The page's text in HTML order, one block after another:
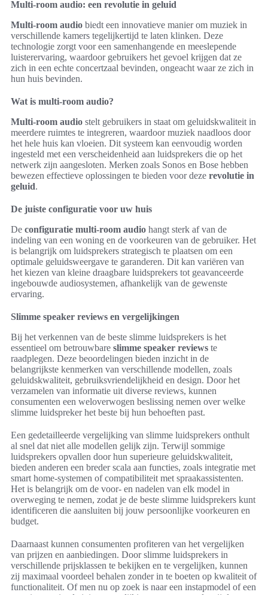
Multi-room audio: een revolutie in geluid
Multi-room audio biedt een innovatieve manier om muziek in
verschillende kamers tegelijkertijd te laten klinken. Deze
technologie zorgt voor een samenhangende en meeslepende
luisterervaring, waardoor gebruikers het gevoel krijgen dat ze
zich in een echte concertzaal bevinden, ongeacht waar ze zich in
hun huis bevinden.
Wat is multi-room audio?
Multi-room audio stelt gebruikers in staat om geluidskwaliteit in
meerdere ruimtes te integreren, waardoor muziek naadloos door
het hele huis kan vloeien. Dit systeem kan eenvoudig worden
ingesteld met een verscheidenheid aan luidsprekers die op het
netwerk zijn aangesloten. Merken zoals Sonos en Bose hebben
bewezen effectieve oplossingen te bieden voor deze revolutie in
geluid.
De juiste configuratie voor uw huis
De configuratie multi-room audio hangt sterk af van de
indeling van een woning en de voorkeuren van de gebruiker. Het
is belangrijk om luidsprekers strategisch te plaatsen om een
optimale geluidsweergave te garanderen. Dit kan variëren van
het kiezen van kleine draagbare luidsprekers tot geavanceerde
ingebouwde audiosystemen, afhankelijk van de gewenste
ervaring.
Slimme speaker reviews en vergelijkingen
Bij het verkennen van de beste slimme luidsprekers is het
essentieel om betrouwbare slimme speaker reviews te
raadplegen. Deze beoordelingen bieden inzicht in de
belangrijkste kenmerken van verschillende modellen, zoals
geluidskwaliteit, gebruiksvriendelijkheid en design. Door het
verzamelen van informatie uit diverse reviews, kunnen
consumenten een weloverwogen beslissing nemen over welke
slimme luidspreker het beste bij hun behoeften past.
Een gedetailleerde vergelijking van slimme luidsprekers onthult
al snel dat niet alle modellen gelijk zijn. Terwijl sommige
luidsprekers opvallen door hun superieure geluidskwaliteit,
bieden anderen een breder scala aan functies, zoals integratie met
smart home-systemen of compatibiliteit met spraakassistenten.
Het is belangrijk om de voor- en nadelen van elk model in
overweging te nemen, zodat je de beste slimme luidsprekers kunt
identificeren die aansluiten bij jouw persoonlijke voorkeuren en
budget.
Daarnaast kunnen consumenten profiteren van het vergelijken
van prijzen en aanbiedingen. Door slimme luidsprekers in
verschillende prijsklassen te bekijken en te vergelijken, kunnen
zij maximaal voordeel behalen zonder in te boeten op kwaliteit of
functionaliteit. Of men nu op zoek is naar een instapmodel of een